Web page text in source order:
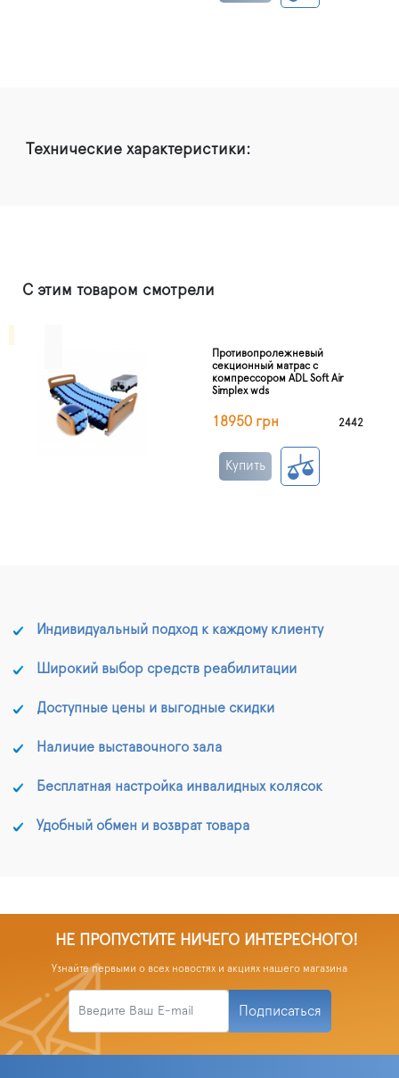
Технические характеристики:
С этим товаром смотрели
Противопролежневый
секционный матрас с
компрессором ADL Soft Air
Simplex wds
18950 грн 2442
Купить
Индивидуальный подход к каждому клиенту
Широкий выбор средств реабилитации
Доступные цены и выгодные скидки
Наличие выставочного зала
Бесплатная настройка инвалидных колясок
Удобный обмен и возврат товара
НЕ ПРОПУСТИТЕ НИЧЕГО ИНТЕРЕСНОГО!
Узнайте первыми о всех новостях и акциях нашего магазина
Подписаться